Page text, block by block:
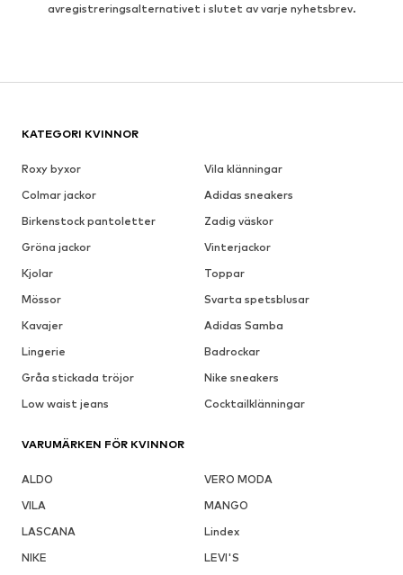
avregistreringsalternativet i slutet av varje nyhetsbrev.
KATEGORI KVINNOR
Roxy byxor
Vila klänningar
Colmar jackor
Adidas sneakers
Birkenstock pantoletter
Zadig väskor
Gröna jackor
Vinterjackor
Kjolar
Toppar
Mössor
Svarta spetsblusar
Kavajer
Adidas Samba
Lingerie
Badrockar
Gråa stickada tröjor
Nike sneakers
Low waist jeans
Cocktailklänningar
VARUMÄRKEN FÖR KVINNOR
ALDO
VERO MODA
VILA
MANGO
LASCANA
Lindex
NIKE
LEVI'S